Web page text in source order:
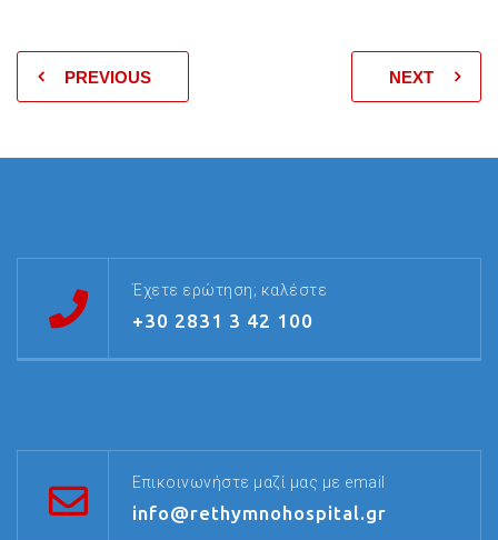
PREVIOUS NEXT
Έχετε ερώτηση; καλέστε
+30 2831 3 42 100
Επικοινωνήστε μαζί μας με email
info@rethymnohospital.gr